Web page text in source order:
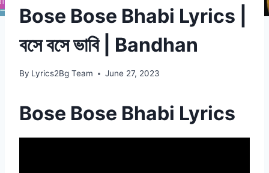
Bose Bose Bhabi Lyrics |
বসে বসে ভাবি | Bandhan
By Lyrics2Bg Team June 27, 2023
Bose Bose Bhabi Lyrics